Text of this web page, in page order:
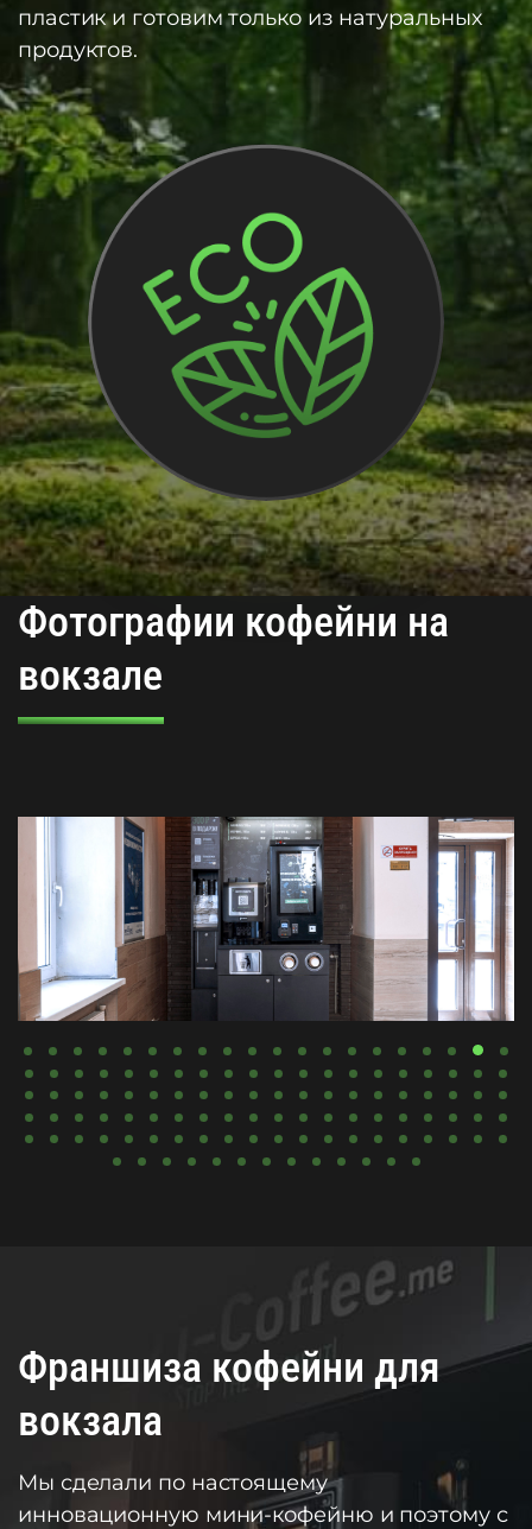
пластик и готовим только из натуральных
продуктов.
Фотографии кофейни на
вокзале
Франшиза кофейни для
вокзала
Мы сделали по настоящему
инновационную мини-кофейню и поэтому с